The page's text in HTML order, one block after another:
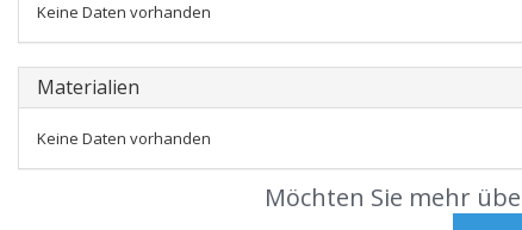
Keine Daten vorhanden
Materialien
Keine Daten vorhanden
Möchten Sie mehr